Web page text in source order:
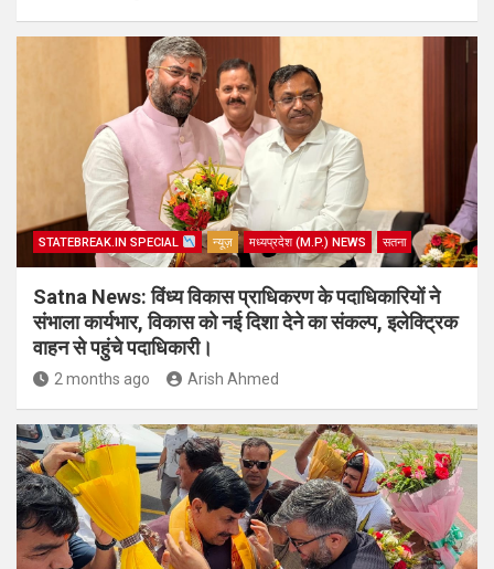
STATEBREAK.IN SPECIAL न्यूज़ मध्यप्रदेश (M.P.) NEWS सतना
Satna News: विंध्य विकास प्राधिकरण के पदाधिकारियों ने
संभाला कार्यभार, विकास को नई दिशा देने का संकल्प, इलेक्ट्रिक
वाहन से पहुंचे पदाधिकारी।
2 months ago Arish Ahmed